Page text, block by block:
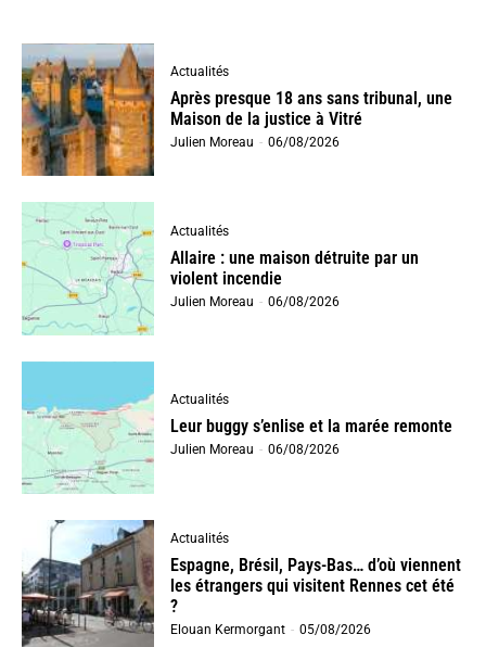
Actualités
Après presque 18 ans sans tribunal, une
Maison de la justice à Vitré
Julien Moreau - 06/08/2026
Actualités
Allaire : une maison détruite par un
violent incendie
Julien Moreau - 06/08/2026
Actualités
Leur buggy s’enlise et la marée remonte
Julien Moreau - 06/08/2026
Actualités
Espagne, Brésil, Pays-Bas… d’où viennent
les étrangers qui visitent Rennes cet été
?
Elouan Kermorgant - 05/08/2026